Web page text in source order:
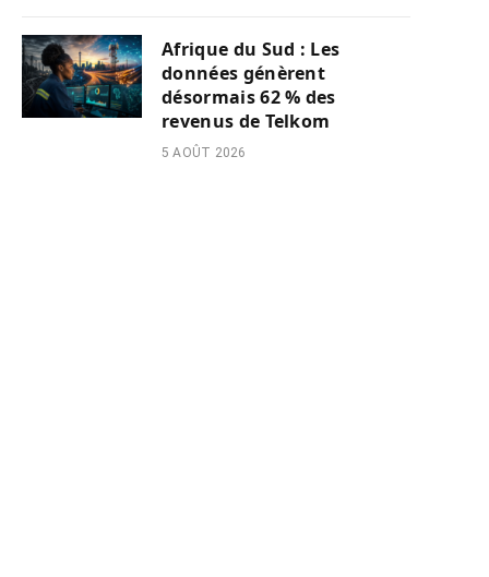
Afrique du Sud : Les
données génèrent
désormais 62 % des
revenus de Telkom
5 AOÛT 2026